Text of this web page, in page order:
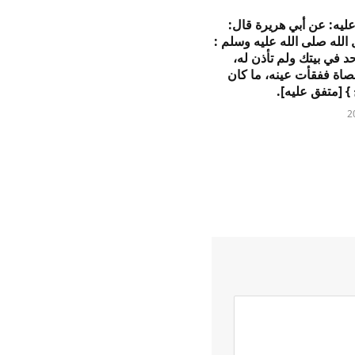
عليه: عن أبي هريرة قال:
صلى الله عليه وسلم :
في بيتك ولم تأذن له،
ففقأت عينه، ما كان
} [متفق عليه].